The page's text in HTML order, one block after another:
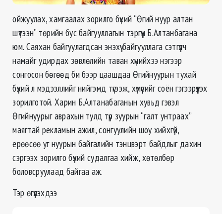
ойжуулах, хамгаалах зорилго бүхий “Өгий нуур алтан
шүтээн” төрийн бус байгууллагын тэргүүн Б.Алтанбагана
юм. Саяхан байгуулагдсан энэхүү байгууллага сэтгүүлч
намайг удирдах зөвлөлийн таван хүнийхээ нэгээр
сонгосон бөгөөд би бээр цаашдаа Өгийнуурын тухай
бүхий л мэдээллийг нийгэмд түгээж, хүмүүсийг соён гэгээрүүлэх
зорилготой. Харин Б.Алтанабаганын хувьд гэвэл
Өгийнуурыг аврахын тулд түр зуурын “галт унтраах”
маягтай рекламын ажил, сонгуулийн шоу хийхгүй,
ерөөсөө уг нуурын байгалийн тэнцвэрт байдлыг дахин
сэргээх зорилго бүхий судалгаа хийж, хөтөлбөр
боловсруулаад байгаа аж.
Тэр өгүүлэхдээ